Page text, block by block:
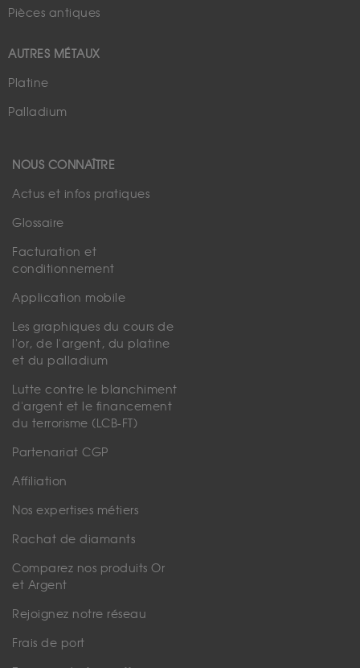
Pièces antiques
AUTRES MÉTAUX
Platine
Palladium
NOUS CONNAÎTRE
Actus et infos pratiques
Glossaire
Facturation et
conditionnement
Application mobile
Les graphiques du cours de
l'or, de l'argent, du platine
et du palladium
Lutte contre le blanchiment
d'argent et le financement
du terrorisme (LCB-FT)
Partenariat CGP
Affiliation
Nos expertises métiers
Rachat de diamants
Comparez nos produits Or
et Argent
Rejoignez notre réseau
Frais de port